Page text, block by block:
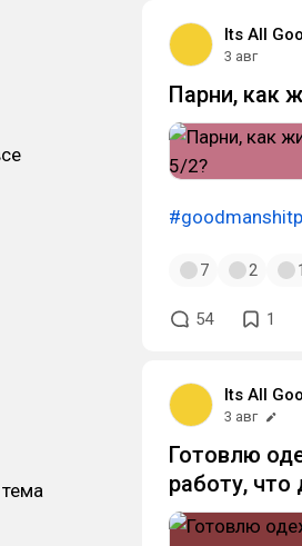
Its All
3 авг
Парни, как
7 2 1
54 1
Its All
3 авг
Готовлю
работу, что